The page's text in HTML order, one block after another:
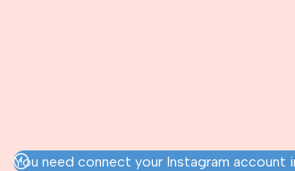
You need connect your Instagram